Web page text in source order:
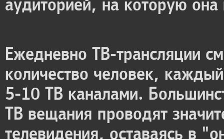
аудиторией, на которую
Ежедневно ТВ-трансляции
количество человек,
5-10 ТВ каналами.
ТВ вещания проводят
телевидения, оставаясь в